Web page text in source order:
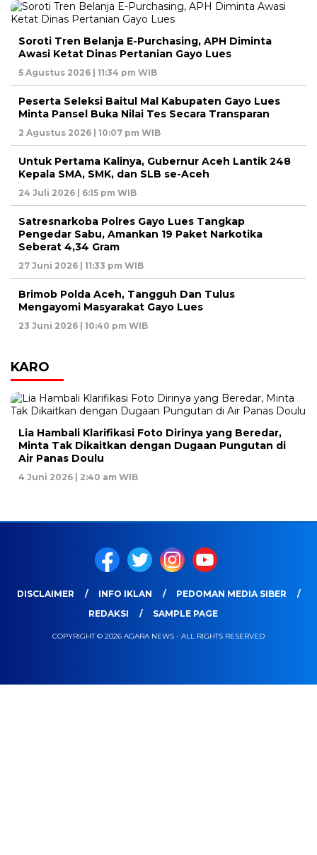
Soroti Tren Belanja E-Purchasing, APH Diminta
Awasi Ketat Dinas Pertanian Gayo Lues
5 Agustus 2026 | 11:34 pm WIB
Peserta Seleksi Baitul Mal Kabupaten Gayo Lues
Minta Pansel Buka Nilai Tes Secara Transparan
2 Agustus 2026 | 10:07 pm WIB
Untuk Pertama Kalinya, Gubernur Aceh Lantik 248
Kepala SMA, SMK, dan SLB se-Aceh
24 Juli 2026 | 6:15 pm WIB
Satresnarkoba Polres Gayo Lues Tangkap
Pengedar Sabu, Amankan 19 Paket Narkotika
Seberat 4,34 Gram
27 Juni 2026 | 11:33 pm WIB
Brimob Polda Aceh, Tangguh Dan Tulus
Mengayomi Masyarakat Gayo Lues
23 Juni 2026 | 10:40 pm WIB
KARO
Lia Hambali Klarifikasi Foto Dirinya yang Beredar,
Minta Tak Dikaitkan dengan Dugaan Pungutan di
Air Panas Doulu
4 Juni 2026 | 2:40 am WIB
DISCLAIMER INFO IKLAN
PEDOMAN MEDIA SIBER
REDAKSI
SAMPLE PAGE
COPYRIGHT © 2026 AGARA NEWS - ALL RIGHTS RESERVED